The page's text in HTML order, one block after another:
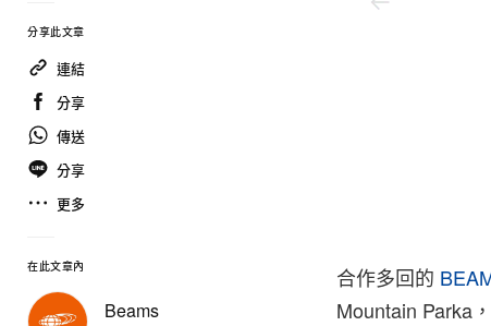
分享此文章
連結
分享
傳送
分享
更多
在此文章內
Beams
合作多回的
Mountain Parka